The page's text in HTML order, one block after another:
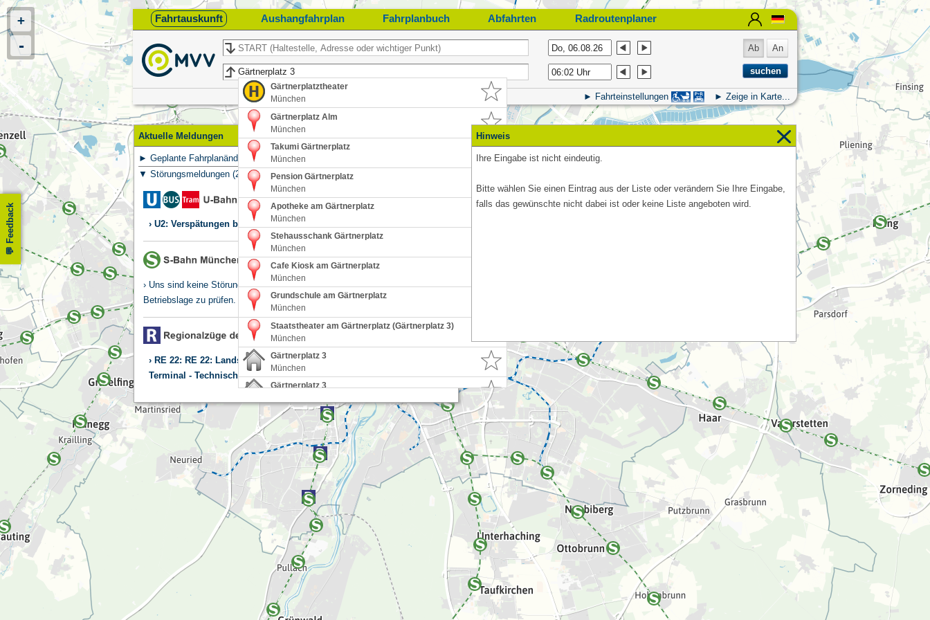
+
-
Fahrtauskunft Aushangfahrplan Fahrplanbuch Abfahrten Radroutenplaner
Start
Ziel
Ab An
Fahrteinstellungen Zeige in Karte...
Feedback
Hinweis
Ihre Eingabe ist nicht eindeutig.
Bitte wählen Sie einen Eintrag aus der Liste oder verändern Sie Ihre Eingabe,
falls das gewünschte nicht dabei ist oder keine Liste angeboten wird.
Aktuelle Meldungen
Geplante Fahrplanänderungen (559)
Störungsmeldungen (2
U2: Verspätungen bis zu 10 Minuten (bis ca. 08:30 Uhr)
Uns sind keine Störungen bekannt. Hier klicken, um die aktuelle
Betriebslage zu prüfen.
RE 22: RE 22: Landshut(Bay)Hbf - München Flughafen
Terminal - Technische Störung am Zug / Beeinträchtigungen
Gärtnerplatztheater
München
Gärtnerplatz Alm
München
Takumi Gärtnerplatz
München
Pension Gärtnerplatz
München
Apotheke am Gärtnerplatz
München
Stehausschank Gärtnerplatz
München
Cafe Kiosk am Gärtnerplatz
München
Grundschule am Gärtnerplatz
München
Staatstheater am Gärtnerplatz (Gärtnerplatz 3)
München
Gärtnerplatz 3
München
Gärtnerplatz 3